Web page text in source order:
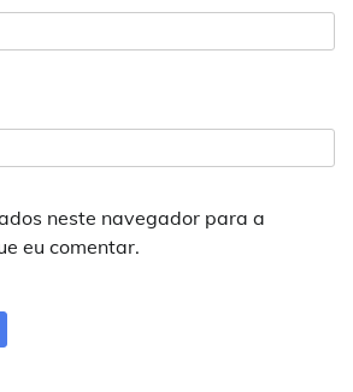
neste navegador para a
eu comentar.